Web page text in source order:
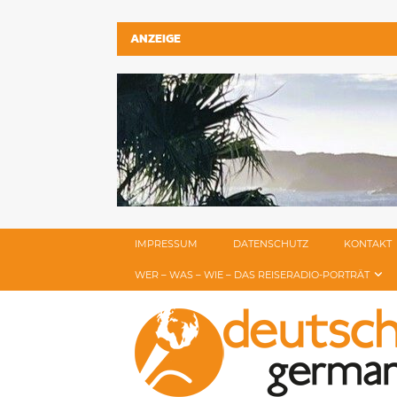
ANZEIGE
IMPRESSUM DATENSCHUTZ KONTAKT
WER – WAS – WIE – DAS REISERADIO-PORTRÄT